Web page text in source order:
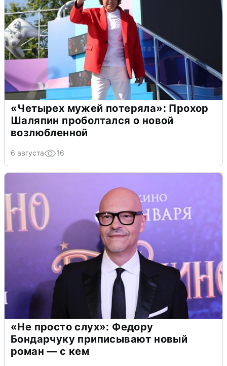
«Четырех мужей потеряла»: Прохор
Шаляпин проболтался о новой
возлюбленной
6 августа 16
«Не просто слух»: Федору
Бондарчуку приписывают новый
роман — с кем